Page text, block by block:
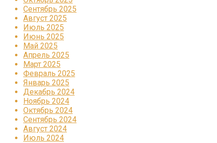
Сентябрь 2025
Август 2025
Июль 2025
Июнь 2025
Май 2025
Апрель 2025
Март 2025
Февраль 2025
Январь 2025
Декабрь 2024
Ноябрь 2024
Октябрь 2024
Сентябрь 2024
Август 2024
Июль 2024